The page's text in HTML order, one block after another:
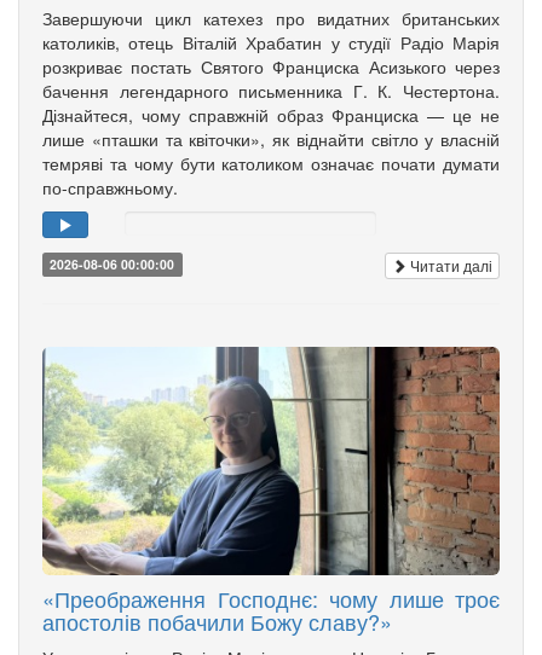
Завершуючи цикл катехез про видатних британських
католиків, отець Віталій Храбатин у студії Радіо Марія
розкриває постать Святого Франциска Асизького через
бачення легендарного письменника Г. К. Честертона.
Дізнайтеся, чому справжній образ Франциска — це не
лише «пташки та квіточки», як віднайти світло у власній
темряві та чому бути католиком означає почати думати
по-справжньому.
2026-08-06 00:00:00 Читати далі
«Преображення Господнє: чому лише троє
апостолів побачили Божу славу?»